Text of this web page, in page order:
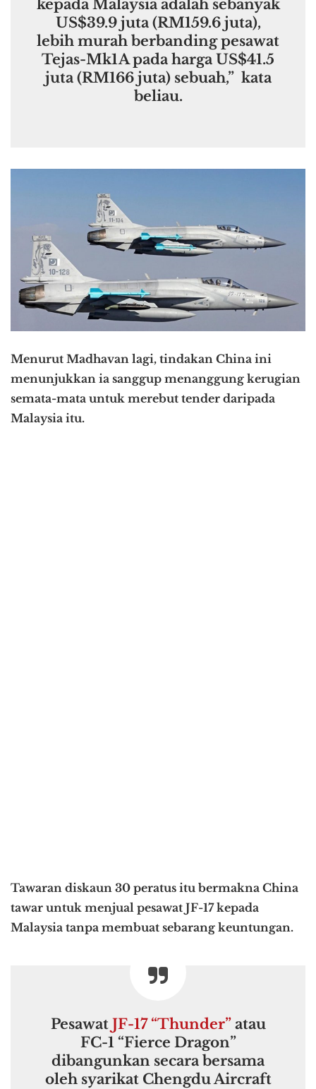
kepada Malaysia adalah sebanyak
US$39.9 juta (RM159.6 juta),
lebih murah berbanding pesawat
Tejas-Mk1A pada harga US$41.5
juta (RM166 juta) sebuah,” kata
beliau.
Menurut Madhavan lagi, tindakan China ini
menunjukkan ia sanggup menanggung kerugian
semata-mata untuk merebut tender daripada
Malaysia itu.
Tawaran diskaun 30 peratus itu bermakna China
tawar untuk menjual pesawat JF-17 kepada
Malaysia tanpa membuat sebarang keuntungan.
Pesawat JF-17 “Thunder”atau
FC-1 “Fierce Dragon”
dibangunkan secara bersama
oleh syarikat Chengdu Aircraft